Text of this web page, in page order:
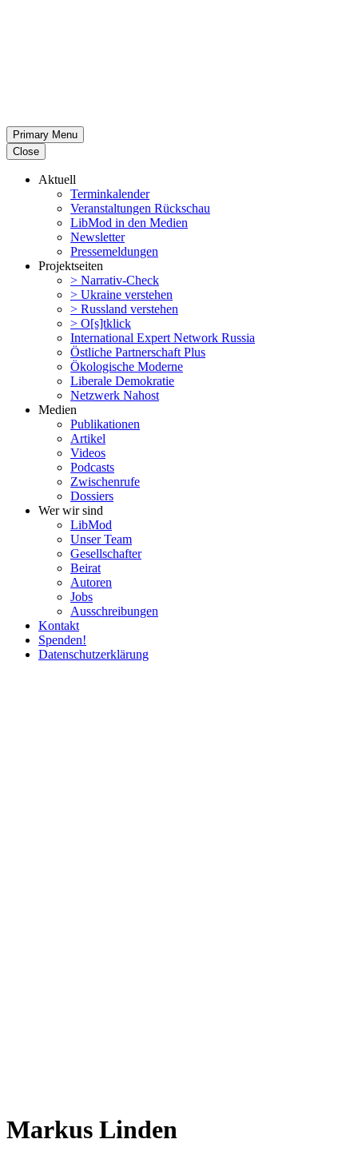
Primary Menu
Close
Aktuell
Termin­ka­lender
Veran­stal­tungen Rückschau
LibMod in den Medien
Newsletter
Presse­mel­dungen
Projekt­seiten
> Narrativ-Check
> Ukraine verstehen
> Russland verstehen
> O[s]tklick
Inter­na­tional Expert Network Russia
Östliche Partner­schaft Plus
Ökolo­gische Moderne
Liberale Demokratie
Netzwerk Nahost
Medien
Publi­ka­tionen
Artikel
Videos
Podcasts
Zwischenrufe
Dossiers
Wer wir sind
LibMod
Unser Team
Gesell­schafter
Beirat
Autoren
Jobs
Ausschrei­bungen
Kontakt
Spenden!
Daten­schutz­er­klärung
Markus Linden